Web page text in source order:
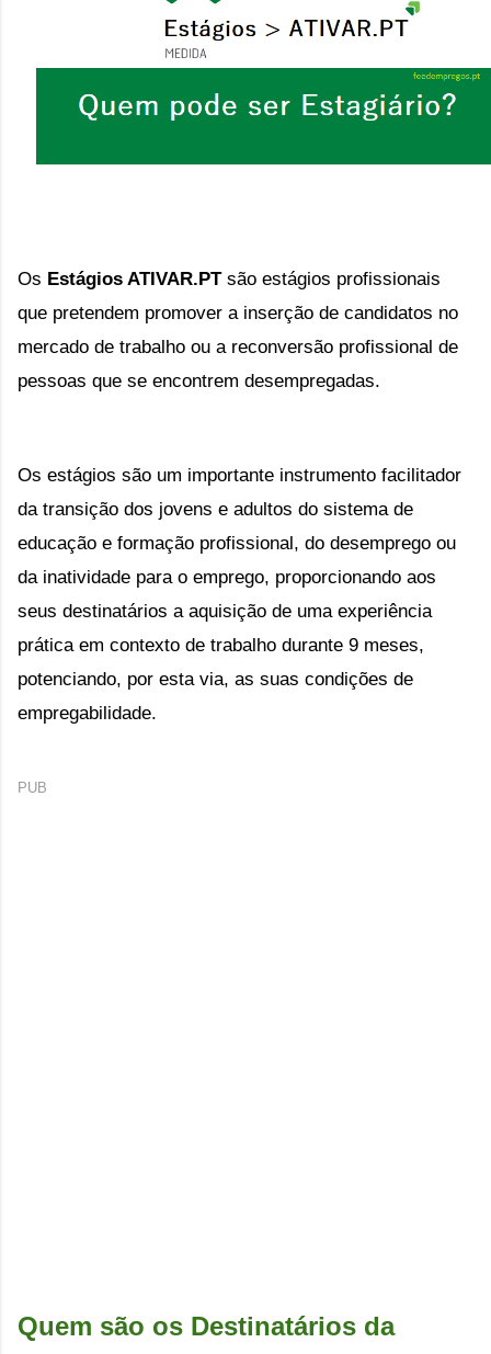
Os Estágios ATIVAR.PTsão estágios profissionais
que pretendem promover a inserção de candidatos no
mercado de trabalho ou a reconversão profissional de
pessoas que se encontrem desempregadas.
Os estágios são um importante instrumento facilitador
da transição dos jovens e adultos do sistema de
educação e formação profissional, do desemprego ou
da inatividade para o emprego, proporcionando aos
seus destinatários a aquisição de uma experiência
prática em contexto de trabalho durante 9 meses,
potenciando, por esta via, as suas condições de
empregabilidade.
PUB
Quem são os Destinatários da